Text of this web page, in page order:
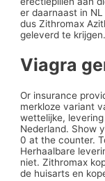
er daarnaast in
dus Zithromax
geleverd te krijgen.
Viagra
Or insurance
merkloze variant
wettelijke,
Nederland. Show
0 at the counter.
Herhaalbare
niet. Zithromax
de huisarts en